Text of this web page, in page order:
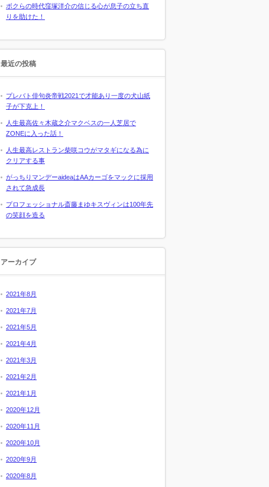
ボクらの時代窪塚洋介の信じる心が息子の立ち直
りを助けた！
最近の投稿
プレバト俳句炎帝戦2021で才能あり一度の犬山紙
子が下克上！
人生最高佐々木蔵之介マクベスの一人芝居で
ZONEに入った話！
人生最高レストラン柴咲コウがマタギになる為に
クリアする事
がっちりマンデーaideaはAAカーゴをマックに採用
されて急成長
プロフェッショナル斎藤まゆキスヴィンは100年先
の笑顔を造る
アーカイブ
2021年8月
2021年7月
2021年5月
2021年4月
2021年3月
2021年2月
2021年1月
2020年12月
2020年11月
2020年10月
2020年9月
2020年8月